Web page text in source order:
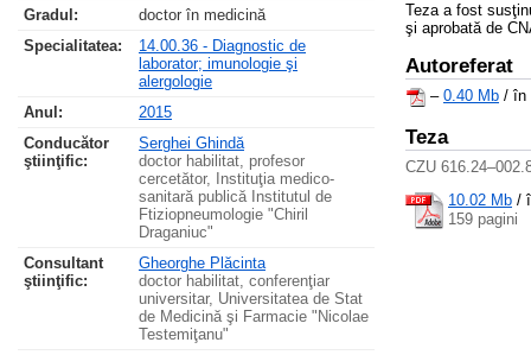
Gradul:
doctor în medicină
Specialitatea:
14.00.36 - Diagnostic de
laborator; imunologie şi
alergologie
Anul:
2015
Conducător
ştiinţific:
Serghei Ghindă
doctor habilitat, profesor
cercetător, Instituţia medico-
sanitară publică Institutul de
Ftiziopneumologie "Chiril
Draganiuc"
Consultant
ştiinţific:
Gheorghe Plăcinta
doctor habilitat, conferenţiar
universitar, Universitatea de Stat
de Medicină şi Farmacie "Nicolae
Testemiţanu"
Teza a fost
şi aprobată de
Autoreferat
– 0.40 Mb / în
Teza
CZU
10.02 Mb /
159 pagini